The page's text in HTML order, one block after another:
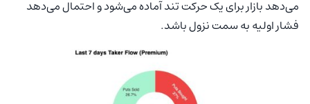
می‌دهد بازار برای یک حرکت تند آماده می‌شود و احتمال می‌دهد
فشار اولیه به سمت نزول باشد.